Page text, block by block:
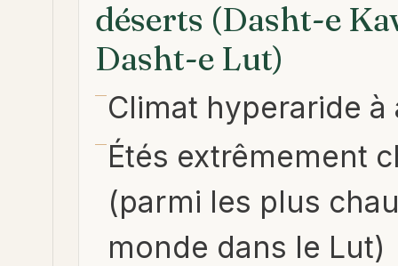
déserts (Dasht-e
Dasht-e Lut)
Climat hyperaride à
Étés extrêmement
(parmi les plus
monde dans le Lut)